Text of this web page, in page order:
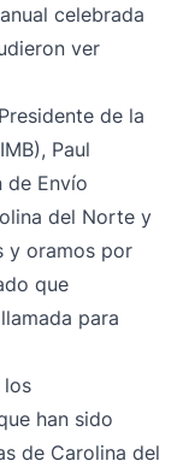
celebrada
ver
de la
Paul
de Envío
del Norte y
y oramos por
que
para
los
han sido
de Carolina del